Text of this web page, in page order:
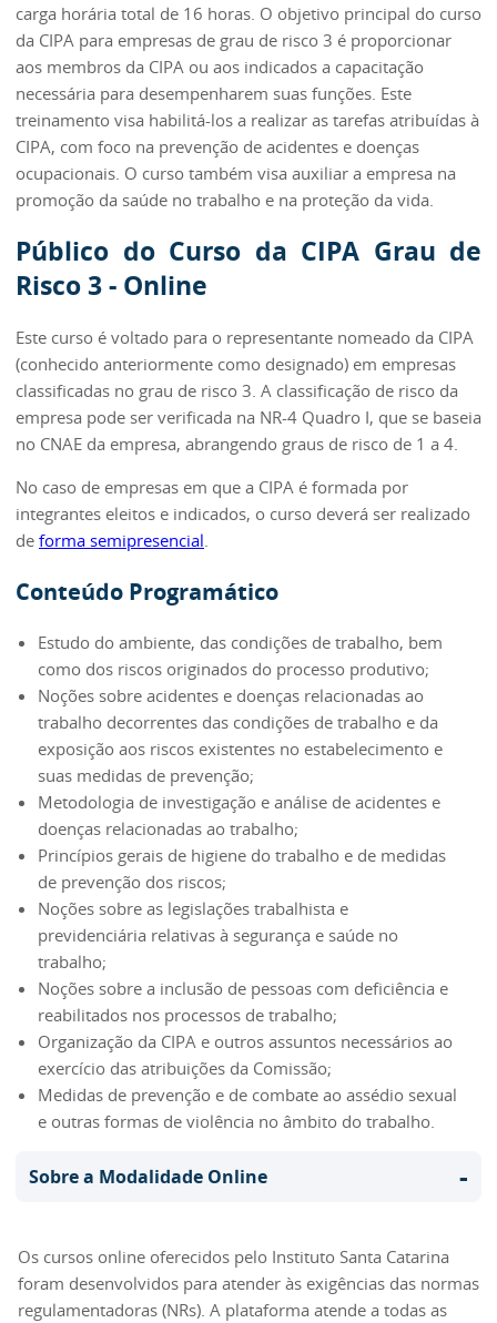
carga horária total de 16 horas. O objetivo principal do curso
da CIPA para empresas de grau de risco 3 é proporcionar
aos membros da CIPA ou aos indicados a capacitação
necessária para desempenharem suas funções. Este
treinamento visa habilitá-los a realizar as tarefas atribuídas à
CIPA, com foco na prevenção de acidentes e doenças
ocupacionais. O curso também visa auxiliar a empresa na
promoção da saúde no trabalho e na proteção da vida.
Público do Curso da CIPA Grau de
Risco 3 - Online
Este curso é voltado para o representante nomeado da CIPA
(conhecido anteriormente como designado) em empresas
classificadas no grau de risco 3. A classificação de risco da
empresa pode ser verificada na NR-4 Quadro I, que se baseia
no CNAE da empresa, abrangendo graus de risco de 1 a 4.
No caso de empresas em que a CIPA é formada por
integrantes eleitos e indicados, o curso deverá ser realizado
de forma semipresencial
Conteúdo Programático
Estudo do ambiente, das condições de trabalho, bem
como dos riscos originados do processo produtivo;
Noções sobre acidentes e doenças relacionadas ao
trabalho decorrentes das condições de trabalho e da
exposição aos riscos existentes no estabelecimento e
suas medidas de prevenção;
Metodologia de investigação e análise de acidentes e
doenças relacionadas ao trabalho;
Princípios gerais de higiene do trabalho e de medidas
de prevenção dos riscos;
Noções sobre as legislações trabalhista e
previdenciária relativas à segurança e saúde no
trabalho;
Noções sobre a inclusão de pessoas com deficiência e
reabilitados nos processos de trabalho;
Organização da CIPA e outros assuntos necessários ao
exercício das atribuições da Comissão;
Medidas de prevenção e de combate ao assédio sexual
e outras formas de violência no âmbito do trabalho.
Sobre a Modalidade Online -
Os cursos online oferecidos pelo Instituto Santa Catarina
foram desenvolvidos para atender às exigências das normas
regulamentadoras (NRs). A plataforma atende a todas as